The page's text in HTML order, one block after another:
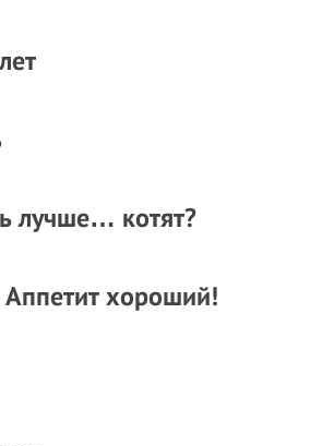
лучше… котят?
хороший!